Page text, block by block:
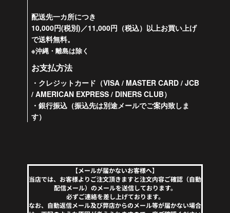
配送先一カ所につき
10,000円(税別)／11,000円（税込）以上お買い上げ
で送料無料。
※沖縄・離島は除く
お支払方法
・クレジットカード（VISA / MASTER CARD / JCB
/ AMERICAN EXPRESS / DINERS CLUB）
・銀行振込（振込先は別途メールでご案内致しま
す）
【メールが届かないお客様へ】
当店では、お客様よりご注文頂きますと注文内容ご確認（自動
配信メール）のメールを送信しております。
必ずご連絡を差し上げております。
なお、自動返信メール及び弊店からのメール等が届かない場合